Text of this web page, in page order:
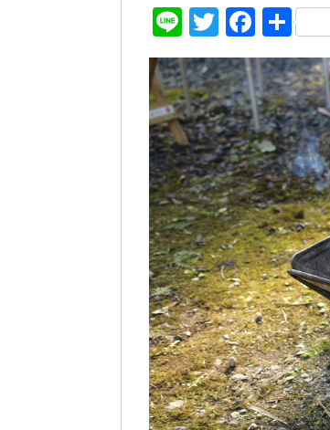
LineTwitter共
有